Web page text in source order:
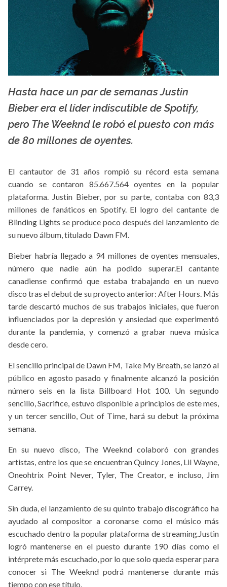
La X mas música
Hasta hace un par de semanas Justin
Bieber era el líder indiscutible de Spotify,
pero The Weeknd le robó el puesto con más
de 80 millones de oyentes.
El cantautor de 31 años rompió su récord esta semana
cuando se contaron 85.667.564 oyentes en la popular
plataforma. Justin Bieber, por su parte, contaba con 83,3
millones de fanáticos en Spotify. El logro del cantante de
Blinding Lights se produce poco después del lanzamiento de
su nuevo álbum, titulado Dawn FM.
Bieber habría llegado a 94 millones de oyentes mensuales,
número que nadie aún ha podido superar.El cantante
canadiense confirmó que estaba trabajando en un nuevo
disco tras el debut de su proyecto anterior: After Hours. Más
tarde descartó muchos de sus trabajos iniciales, que fueron
influenciados por la depresión y ansiedad que experimentó
durante la pandemia, y comenzó a grabar nueva música
desde cero.
El sencillo principal de Dawn FM, Take My Breath, se lanzó al
público en agosto pasado y finalmente alcanzó la posición
número seis en la lista Billboard Hot 100. Un segundo
sencillo, Sacrifice, estuvo disponible a principios de este mes,
y un tercer sencillo, Out of Time, hará su debut la próxima
semana.
En su nuevo disco, The Weeknd colaboró con grandes
artistas, entre los que se encuentran Quincy Jones, Lil Wayne,
Oneohtrix Point Never, Tyler, The Creator, e incluso, Jim
Carrey.
Sin duda, el lanzamiento de su quinto trabajo discográfico ha
ayudado al compositor a coronarse como el músico más
escuchado dentro la popular plataforma de streaming.Justin
logró mantenerse en el puesto durante 190 días como el
intérprete más escuchado, por lo que solo queda esperar para
conocer si The Weeknd podrá mantenerse durante más
tiempo con ese título.